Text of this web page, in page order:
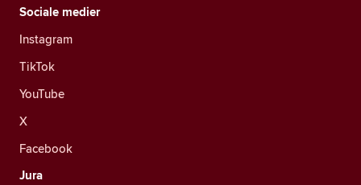
Sociale medier
Instagram
TikTok
YouTube
X
Facebook
Jura